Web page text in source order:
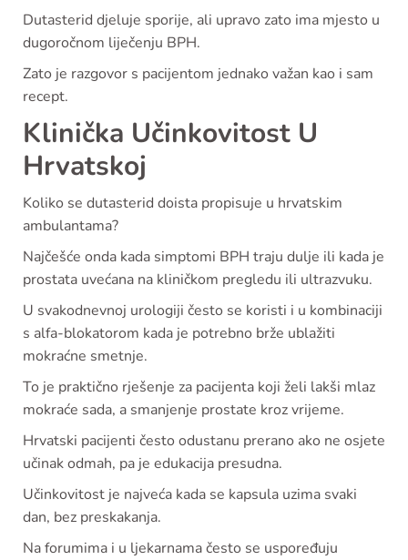
Dutasterid djeluje sporije, ali upravo zato ima mjesto u
dugoročnom liječenju BPH.
Zato je razgovor s pacijentom jednako važan kao i sam
recept.
Klinička Učinkovitost U
Hrvatskoj
Koliko se dutasterid doista propisuje u hrvatskim
ambulantama?
Najčešće onda kada simptomi BPH traju dulje ili kada je
prostata uvećana na kliničkom pregledu ili ultrazvuku.
U svakodnevnoj urologiji često se koristi i u kombinaciji
s alfa-blokatorom kada je potrebno brže ublažiti
mokraćne smetnje.
To je praktično rješenje za pacijenta koji želi lakši mlaz
mokraće sada, a smanjenje prostate kroz vrijeme.
Hrvatski pacijenti često odustanu prerano ako ne osjete
učinak odmah, pa je edukacija presudna.
Učinkovitost je najveća kada se kapsula uzima svaki
dan, bez preskakanja.
Na forumima i u ljekarnama često se uspoređuju